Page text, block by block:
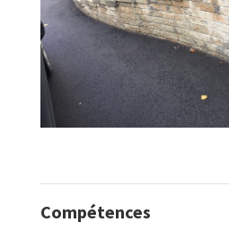
Compétences